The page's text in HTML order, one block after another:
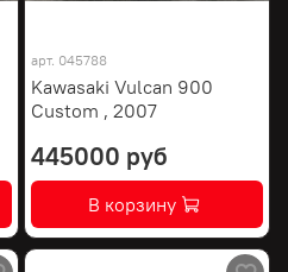
арт. 045788
Kawasaki Vulcan 900
Custom , 2007
445000 руб
В корзину